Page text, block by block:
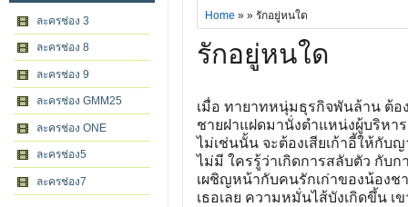
ละครช่อง 3
ละครช่อง 8
ละครช่อง 9
ละครช่อง GMM25
ละครช่อง ONE
ละครช่อง5
ละครช่อง7
Home » » รักอยู่หนใด
รักอยู่หนใด
เมื่อ ทายาทหนุ่มธุรกิจพันล้าน ต้อ
ชายฝาแฝดมานั่งตำแหน่งผู้บริหา
ไม่เช่นนั้น จะต้องเสียเก้าอี้ให้กับ
ไม่มี ใครรู้ว่าเกิดการสลับตัว กับ
เผชิญหน้ากับคนรักเก่าของน้องช
เธอเลย ความหมั่นไส้บังเกิดขึ้น